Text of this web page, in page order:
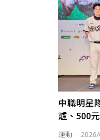
中職明星
爐、500
運動 ·